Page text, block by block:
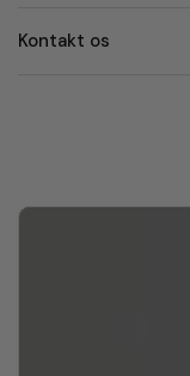
Kontakt os